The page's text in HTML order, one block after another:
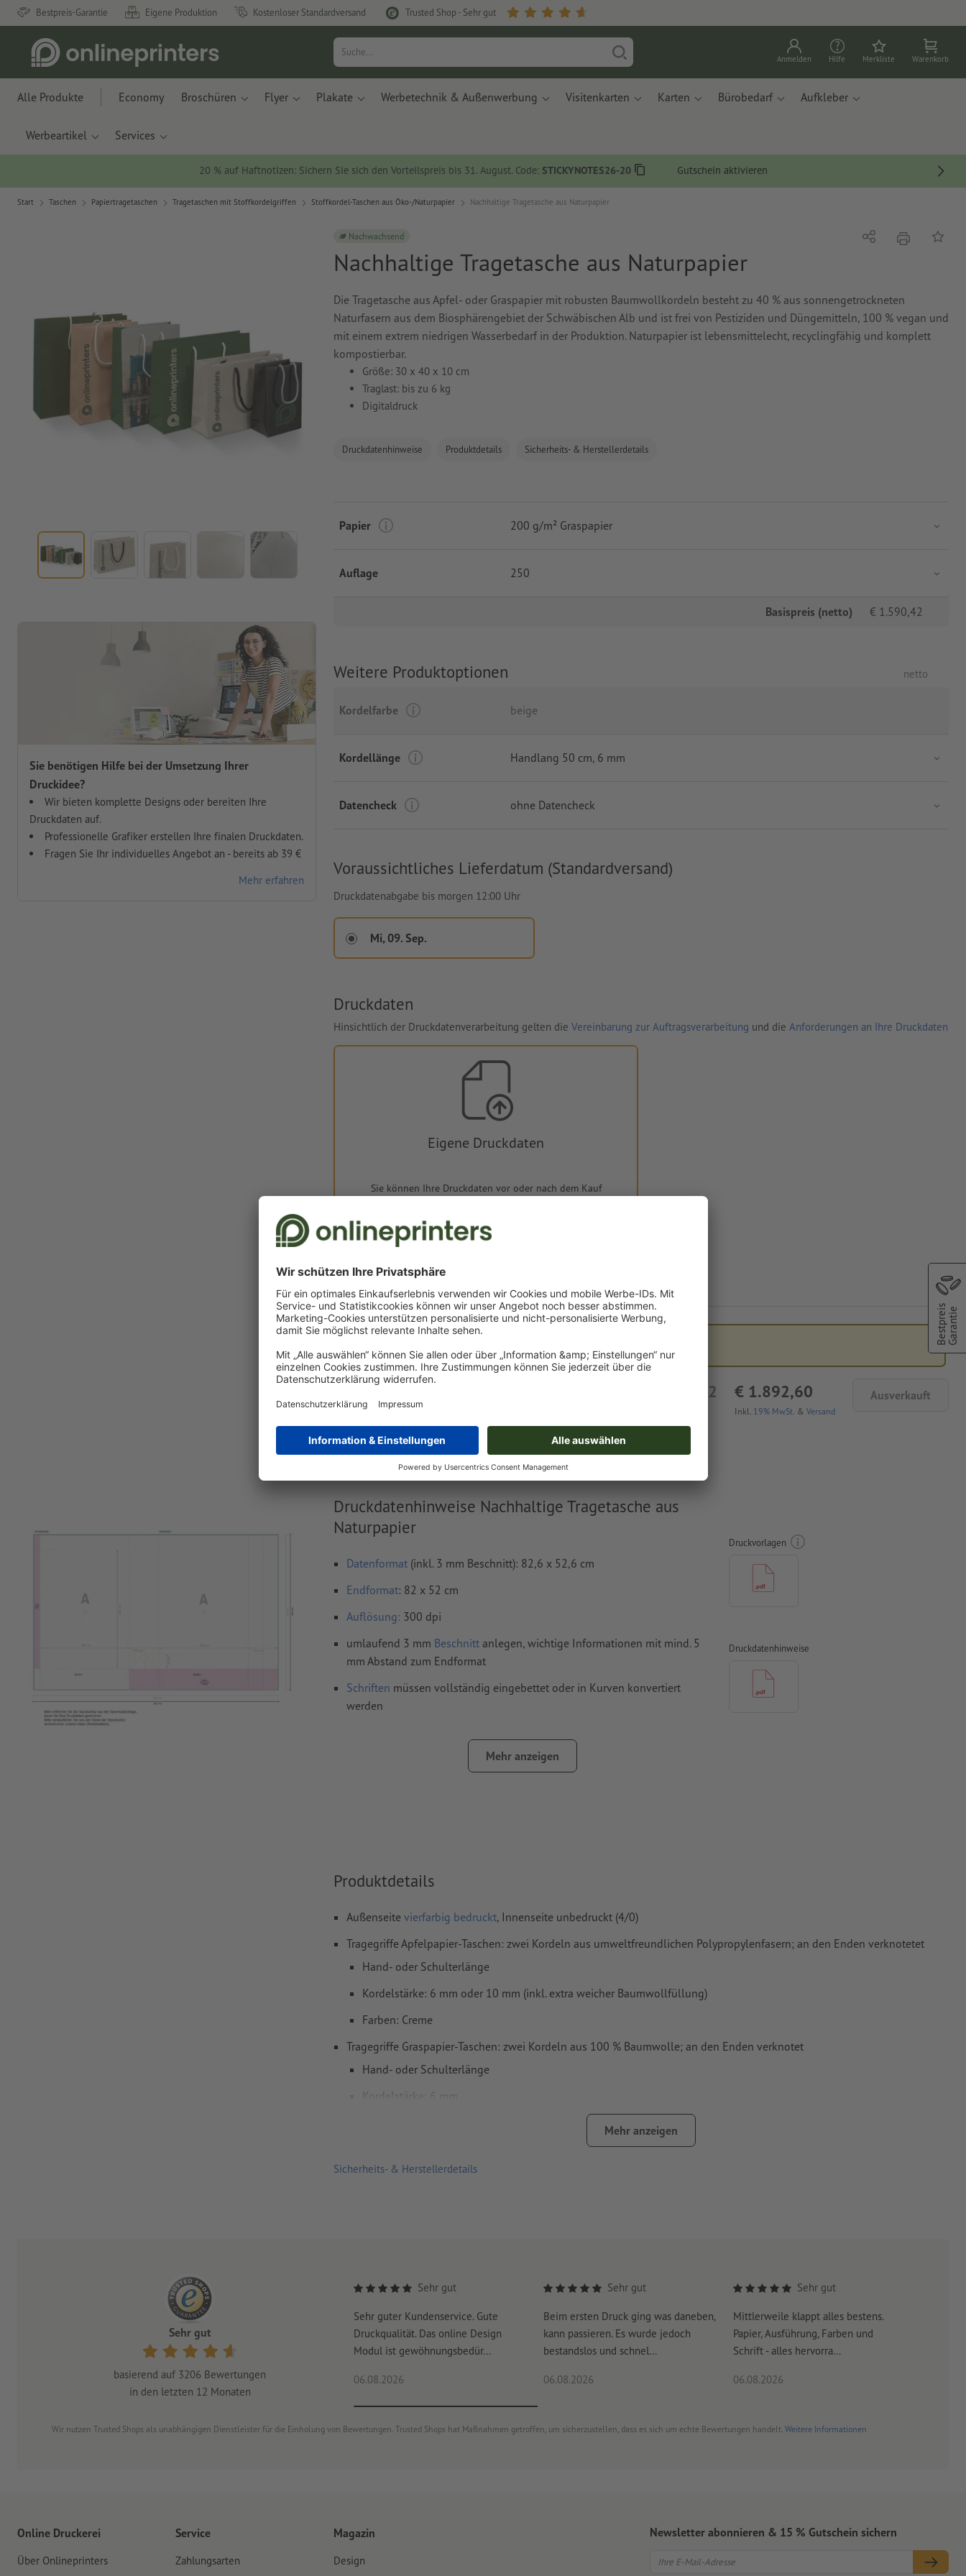
Bestpreis-Garantie Eigene Produktion Kostenloser Standardversand Trusted Shop - Sehr gut
Anmelden Hilfe Merkliste Warenkorb
Alle Produkte Economy Broschüren Flyer Plakate Werbetechnik & Außenwerbung Visitenkarten Karten Bürobedarf Aufkleber
Werbeartikel Services
20 % auf Haftnotizen: Sichern Sie sich den Vorteilspreis bis 31. August. Code: STICKYNOTES26-20 Gutschein aktivieren
Start Taschen Papiertragetaschen Tragetaschen mit Stoffkordelgriffen Stoffkordel-Taschen aus Öko-/Naturpapier Nachhaltige Tragetasche aus Naturpapier
Nachwachsend
Nachhaltige Tragetasche aus Naturpapier
Sie benötigen Hilfe bei der Umsetzung Ihrer
Druckidee?
Wir bieten komplette Designs oder bereiten Ihre
Druckdaten auf.
Professionelle Grafiker erstellen Ihre finalen Druckdaten.
Fragen Sie Ihr individuelles Angebot an - bereits ab 39 €
Mehr erfahren
Die Tragetasche aus Apfel- oder Graspapier mit robusten Baumwollkordeln besteht zu 40 % aus sonnengetrockneten
Naturfasern aus dem Biosphärengebiet der Schwäbischen Alb und ist frei von Pestiziden und Düngemitteln, 100 % vegan und
mit einem extrem niedrigen Wasserbedarf in der Produktion. Naturpapier ist lebensmittelecht, recyclingfähig und komplett
kompostierbar.
Größe: 30 x 40 x 10 cm
Traglast: bis zu 6 kg
Digitaldruck
Druckdatenhinweise Produktdetails Sicherheits- & Herstellerdetails
Teilen DruckenAuf
Papier 200 g/m² Graspapier
Auflage 250
Basispreis (netto) € 1.590,42
Weitere Produktoptionen netto
Kordelfarbe beige
Kordellänge Handlang 50 cm, 6 mm
Datencheck ohne Datencheck
Voraussichtliches Lieferdatum (Standardversand)
Druckdatenabgabe bis morgen 12:00 Uhr
Mi, 09. Sep.
Druckdaten
Hinsichtlich der Druckdatenverarbeitung gelten die Vereinbarung zur Auftragsverarbeitung und die Anforderungen an Ihre Druckdaten
Eigene Druckdaten
Sie können Ihre Druckdaten vor oder nach dem Kauf
€ 1.590,42
Inkl. 19% MwSt. & Versand
€ 1.892,60 Ausverkauft
Lieferung ca.:
Mi, 09. Sep.
Gewicht: ca.32,5 kg
Druckdatenhinweise Nachhaltige Tragetasche aus
Naturpapier
Datenformat (inkl. 3 mm Beschnitt): 82,6 x 52,6 cm
Endformat: 82 x 52 cm
Auflösung: 300 dpi
umlaufend 3 mm Beschnitt anlegen, wichtige Informationen mit mind. 5
mm Abstand zum Endformat
Schriften müssen vollständig eingebettet oder in Kurven konvertiert
werden
Rechtschreib- und Satzfehlerwerden von uns nicht geprüft
Wie lege ich Druckdaten richtig an?
Mehr anzeigen
Druckvorlagen
Druckdatenhinweise
Produktdetails
Außenseite vierfarbig bedruckt, Innenseite unbedruckt (4/0)
Tragegriffe Apfelpapier-Taschen: zwei Kordeln aus umweltfreundlichen Polypropylenfasern; an den Enden verknotetet
Hand- oder Schulterlänge
Kordelstärke: 6 mm oder 10 mm (inkl. extra weicher Baumwollfüllung)
Farben: Creme
Tragegriffe Graspapier-Taschen: zwei Kordeln aus 100 % Baumwolle; an den Enden verknotet
Hand- oder Schulterlänge
Kordelstärke: 6 mm
hohe Stabilität durch Kartonverstärkung aus 900 g/m² Graupappe im Rundumschlag und fest eingeklebtem Bodenkarton
aus 350 g/m² Graupappe
die Tragetaschen werden halbautomatisch gefertigt, geringfügige Verarbeitungsabweichungen sind daher möglich
Die Kordeln werden in Handarbeit befestigt, weshalb geringfügige Schwankungen hinsichtlich der Kordellänge sowie der
Festigkeit und Größe der Knoten möglich sind
Mehr anzeigen
Sicherheits- & Herstellerdetails
Sehr gut
basierend auf 3206 Bewertungen
in den letzten 12 Monaten
Sehr gut
Sehr guter Kundenservice. Gute
Druckqualität. Das online Design
Modul ist gewöhnungsbedür...
06.08.2026
Sehr gut
Beim ersten Druck ging was daneben,
kann passieren. Es wurde jedoch
bestandslos und schnel...
06.08.2026
Sehr gut
Mittlerweile klappt alles bestens.
Papier, Ausführung, Farben und
Schrift - alles hervorra...
06.08.2026
Wir nutzen Trusted Shops als unabhängigen Dienstleister für die Einholung von Bewertungen. Trusted Shops hat Maßnahmen getroffen, um sicherzustellen, dass es sich um echte Bewertungen handelt. Weitere Informationen
BestpreisGarantie
Online Druckerei
Über Onlineprinters
Service
Zahlungsarten
Magazin
Design
Newsletter abonnieren & 15 % Gutschein sichern